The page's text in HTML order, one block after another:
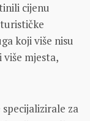
cijenu
koji više nisu
mjesta,
za